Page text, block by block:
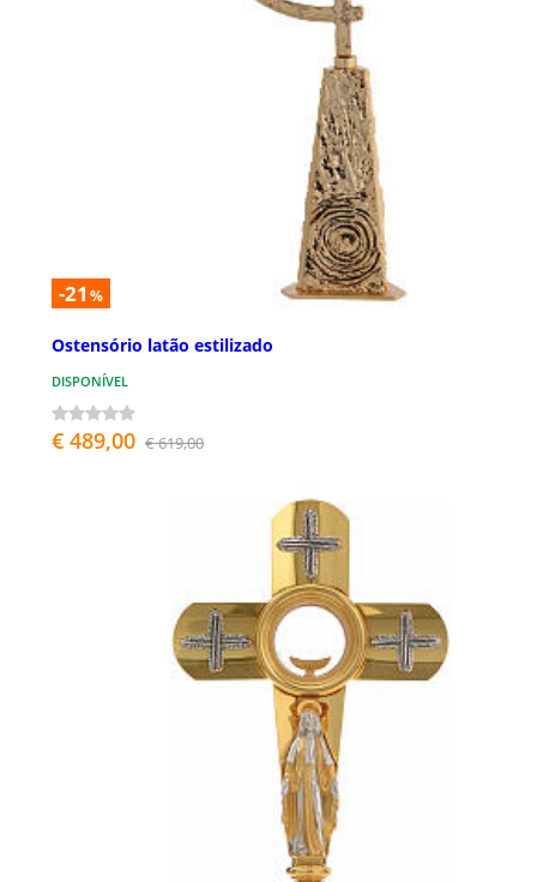
-21 %
Ostensório latão estilizado
DISPONÍVEL
€ 489,00 € 619,00